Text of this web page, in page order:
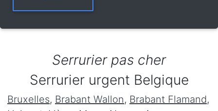
Serrurier pas cher
Serrurier urgent Belgique
Bruxelles, Brabant Wallon, Brabant Flamand,